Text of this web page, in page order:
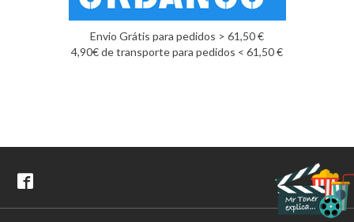
Envio Grátis para pedidos > 61,50 €
4,90€ de transporte para pedidos < 61,50 €